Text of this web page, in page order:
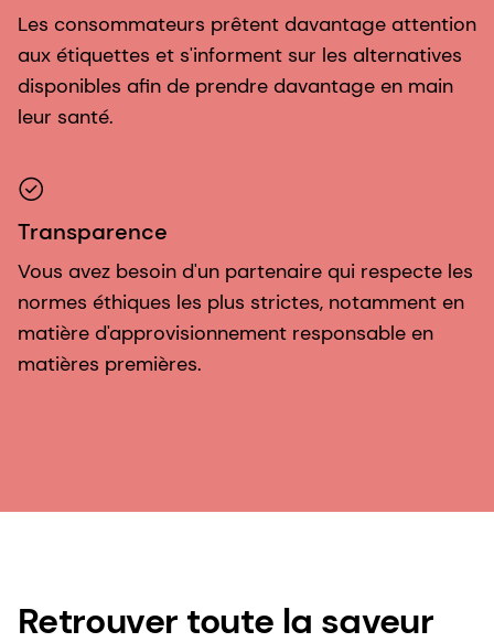
Les consommateurs prêtent davantage attention
aux étiquettes et s'informent sur les alternatives
disponibles afin de prendre davantage en main
leur santé.
Transparence
Vous avez besoin d'un partenaire qui respecte les
normes éthiques les plus strictes, notamment en
matière d'approvisionnement responsable en
matières premières.
Retrouver toute la saveur